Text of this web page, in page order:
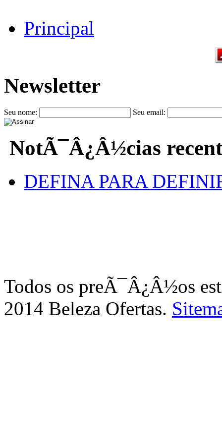
Principal
Newsletter
Seu nome: Seu email:
NotÃ¯Â¿Â½cias
DEFINA PARA
Todos os preÃ¯Â¿Â½os
2014 Beleza Ofertas.